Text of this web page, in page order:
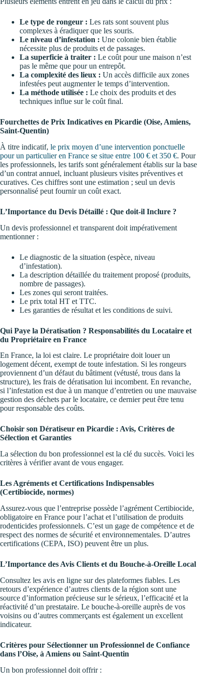
Le type de rongeur : Les rats sont souvent plus
complexes à éradiquer que les souris.
Le niveau d’infestation : Une colonie bien établie
nécessite plus de produits et de passages.
La superficie à traiter : Le coût pour une maison n’est
pas le même que pour un entrepôt.
La complexité des lieux : Un accès difficile aux zones
infestées peut augmenter le temps d’intervention.
La méthode utilisée : Le choix des produits et des
techniques influe sur le coût final.
Fourchettes de Prix Indicatives en Picardie (Oise, Amiens,
Saint-Quentin)
À titre indicatif, le prix moyen d’une intervention ponctuelle
pour un particulier en France se situe entre 100 € et 350 €. Pour
les professionnels, les tarifs sont généralement établis sur la base
d’un contrat annuel, incluant plusieurs visites préventives et
curatives. Ces chiffres sont une estimation ; seul un devis
personnalisé peut fournir un coût exact.
L’Importance du Devis Détaillé : Que doit-il Inclure ?
Un devis professionnel et transparent doit impérativement
mentionner :
Le diagnostic de la situation (espèce, niveau
d’infestation).
La description détaillée du traitement proposé (produits,
nombre de passages).
Les zones qui seront traitées.
Le prix total HT et TTC.
Les garanties de résultat et les conditions de suivi.
Qui Paye la Dératisation ? Responsabilités du Locataire et
du Propriétaire en France
En France, la loi est claire. Le propriétaire doit louer un
logement décent, exempt de toute infestation. Si les rongeurs
proviennent d’un défaut du bâtiment (vétusté, trous dans la
structure), les frais de dératisation lui incombent. En revanche,
si l’infestation est due à un manque d’entretien ou une mauvaise
gestion des déchets par le locataire, ce dernier peut être tenu
pour responsable des coûts.
Choisir son Dératiseur en Picardie : Avis, Critères de
Sélection et Garanties
La sélection du bon professionnel est la clé du succès. Voici les
critères à vérifier avant de vous engager.
Les Agréments et Certifications Indispensables
(Certibiocide, normes)
Assurez-vous que l’entreprise possède l’agrément Certibiocide,
obligatoire en France pour l’achat et l’utilisation de produits
rodenticides professionnels. C’est un gage de compétence et de
respect des normes de sécurité et environnementales. D’autres
certifications (CEPA, ISO) peuvent être un plus.
L’Importance des Avis Clients et du Bouche-à-Oreille Local
Consultez les avis en ligne sur des plateformes fiables. Les
retours d’expérience d’autres clients de la région sont une
source d’information précieuse sur le sérieux, l’efficacité et la
réactivité d’un prestataire. Le bouche-à-oreille auprès de vos
voisins ou d’autres commerçants est également un excellent
indicateur.
Critères pour Sélectionner un Professionnel de Confiance
dans l’Oise, à Amiens ou Saint-Quentin
Un bon professionnel doit offrir :